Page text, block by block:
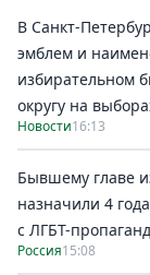
В Санкт-
эмблем и
избирательном
округу на
Новости16:13
Бывшему главе
назначили 4
с ЛГБТ-
Россия15:08